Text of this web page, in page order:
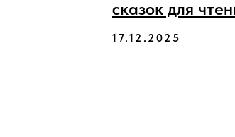
сказок для
17.12.2025